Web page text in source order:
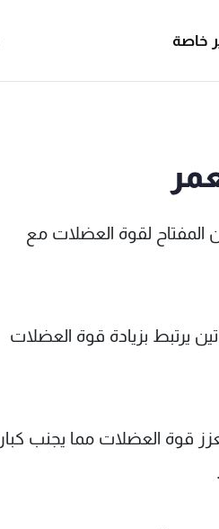
خاصة
المفتاح لقوة العضلات مع
يرتبط بزيادة قوة العضلات
مع كل وجبة رئيسية أي بمعدل 3 مرات يومياً، يعزز قوة العضلات مما يجنب كبار